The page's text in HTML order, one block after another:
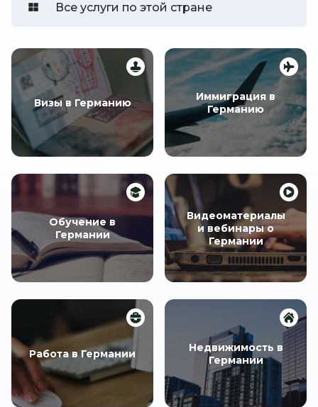
Все услуги по этой стране
Визы в Германию
Иммиграция в
Германию
Обучение в
Германии
Видеоматериалы
и вебинары о
Германии
Работа в Германии
Недвижимость в
Германии